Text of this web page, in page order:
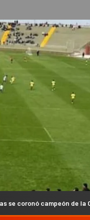
de la Copa de Oro